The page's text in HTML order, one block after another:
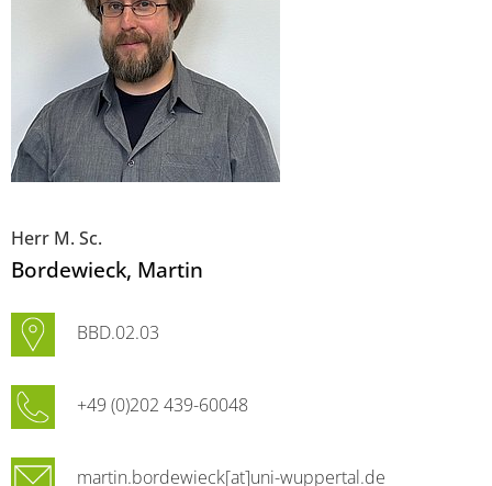
Herr M. Sc.
Bordewieck, Martin
BBD.02.03
+49 (0)202 439-60048
martin.bordewieck[at]uni-wuppertal.de